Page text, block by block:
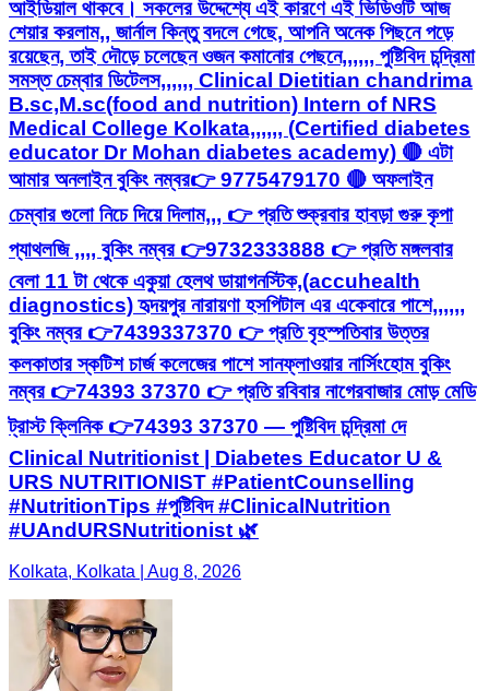
আইডিয়াল থাকবে। সকলের উদ্দেশ্যে এই কারণে এই ভিডিওটি আজ
শেয়ার করলাম,, জার্নাল কিন্তু বদলে গেছে, আপনি অনেক পিছনে পড়ে
রয়েছেন, তাই দৌড়ে চলেছেন ওজন কমানোর পেছনে,,,,,, পুষ্টিবিদ চন্দ্রিমা
সমস্ত চেম্বার ডিটেলস,,,,,, Clinical Dietitian chandrima
B.sc,M.sc(food and nutrition) Intern of NRS
Medical College Kolkata,,,,,, (Certified diabetes
educator Dr Mohan diabetes academy) 🔴 এটা
আমার অনলাইন বুকিং নম্বর👉 9775479170 🔴 অফলাইন
চেম্বার গুলো নিচে দিয়ে দিলাম,,, 👉 প্রতি শুক্রবার হাবড়া গুরু কৃপা
প্যাথলজি ,,,, বুকিং নম্বর 👉9732333888 👉 প্রতি মঙ্গলবার
বেলা 11 টা থেকে একুয়া হেলথ ডায়াগনস্টিক,(accuhealth
diagnostics) হৃদয়পুর নারায়ণা হসপিটাল এর একেবারে পাশে,,,,,,
বুকিং নম্বর 👉7439337370 👉 প্রতি বৃহস্পতিবার উত্তর
কলকাতার স্কটিশ চার্জ কলেজের পাশে সানফ্লাওয়ার নার্সিংহোম বুকিং
নম্বর 👉74393 37370 👉 প্রতি রবিবার নাগেরবাজার মোড় মেডি
ট্রাস্ট ক্লিনিক 👉74393 37370 — পুষ্টিবিদ চন্দ্রিমা দে
Clinical Nutritionist | Diabetes Educator U &
URS NUTRITIONIST #PatientCounselling
#NutritionTips #পুষ্টিবিদ #ClinicalNutrition
#UAndURSNutritionist 🌿
Kolkata, Kolkata | Aug 8, 2026